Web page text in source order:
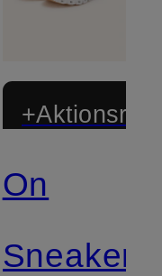
On
Sneaker